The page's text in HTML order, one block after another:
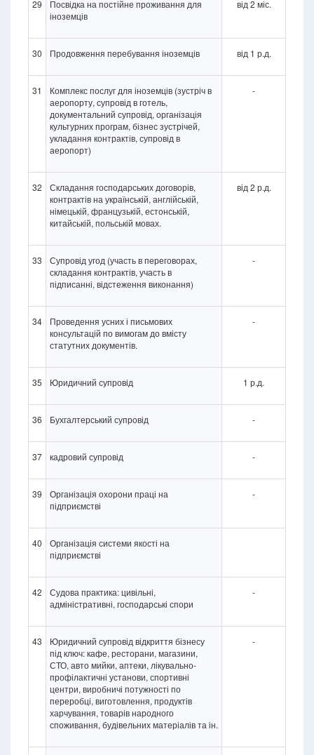
29
Посвідка на постійне проживання для
іноземців
від 2 міс.
30 Продовження перебування іноземців від 1 р.д.
31
Комплекс послуг для іноземців (зустріч в
аеропорту, супровід в готель,
документальний супровід, організація
культурних програм, бізнес зустрічей,
укладання контрактів, супровід в
аеропорт)
-
32
Складання господарських договорів,
контрактів на українській, англійській,
німецькій, французькій, естонській,
китайській, польській мовах.
від 2 р.д.
33
Супровід угод (участь в переговорах,
складання контрактів, участь в
підписанні, відстеження виконання)
-
34
Проведення усних і письмових
консультацій по вимогам до вмісту
статутних документів.
-
35 Юридичний супровід 1 р.д.
36 Бухгалтерський супровід -
37 кадровий супровід -
39
Організація охорони праці на
підприємстві
-
40
Організація системи якості на
підприємстві
42
Судова практика: цивільні,
адміністративні, господарські спори
-
43
Юридичний супровід відкриття бізнесу
під ключ: кафе, ресторани, магазини,
СТО, авто мийки, аптеки, лікувально-
профілактичні установи, спортивні
центри, виробничі потужності по
переробці, виготовлення, продуктів
харчування, товарів народного
споживання, будівельних матеріалів та ін.
-